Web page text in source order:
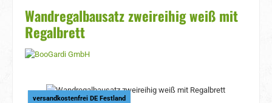
Wandregalbausatz zweireihig weiß mit
Regalbrett
Bildergalerie überspringen
versandkostenfrei DE Festland